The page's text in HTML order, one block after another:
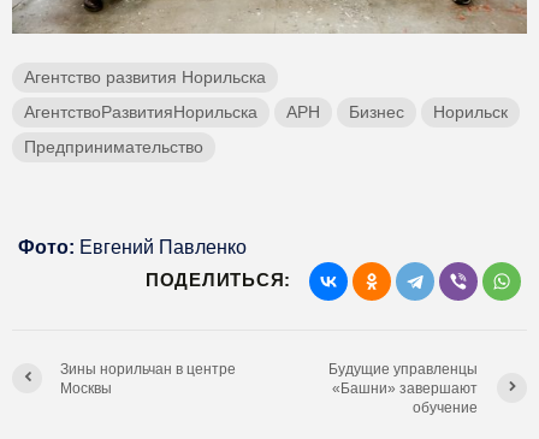
Агентство развития Норильска
АгентствоРазвитияНорильска
АРН Бизнес
Норильск
Предпринимательство
Фото: Евгений Павленко
ПОДЕЛИТЬСЯ:
Зины норильчан в центре
Москвы
Будущие управленцы
«Башни» завершают
обучение